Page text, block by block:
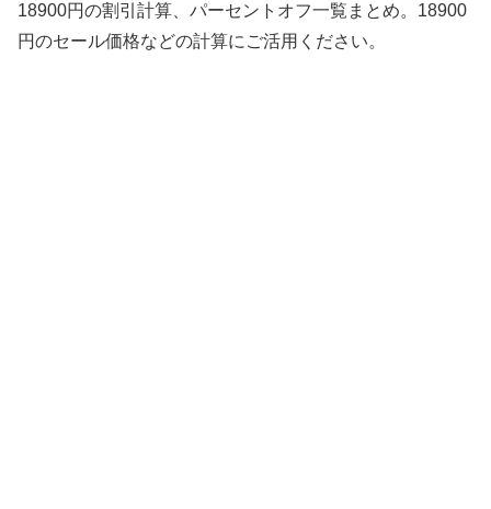
18900円の割引計算、パーセントオフ一覧まとめ。18900
円のセール価格などの計算にご活用ください。